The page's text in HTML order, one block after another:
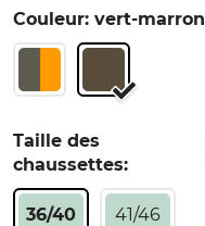
Couleur: vert-marron
Taille des
chaussettes:
36/40 41/46